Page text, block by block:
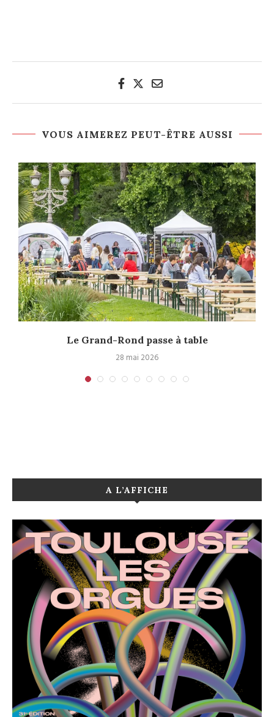
VOUS AIMEREZ PEUT-ÊTRE AUSSI
Le Grand-Rond passe à table
28 mai 2026
A L’AFFICHE